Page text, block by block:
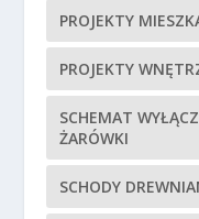
PROJEKTY
PROJEKTY
SCHEMAT
ŻARÓWKI
SCHODY